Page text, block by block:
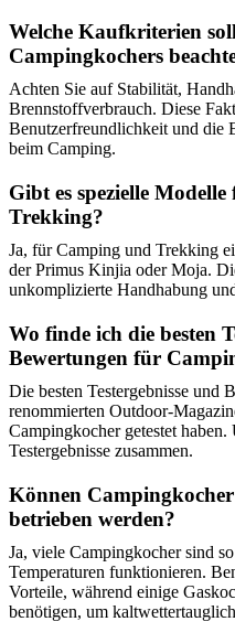
Welche Kaufkriterien
Campingkochers
Achten Sie auf Stabilität,
Brennstoffverbrauch. Diese
Benutzerfreundlichkeit und die
beim Camping.
Gibt es spezielle
Trekking?
Ja, für Camping und Trekking
der Primus Kinjia oder Moja.
unkomplizierte Handhabung
Wo finde ich die besten
Bewertungen für
Die besten Testergebnisse und
renommierten Outdoor-
Campingkocher getestet
Testergebnisse zusammen.
Können
betrieben werden?
Ja, viele Campingkocher sind
Temperaturen funktionieren.
Vorteile, während einige
benötigen, um